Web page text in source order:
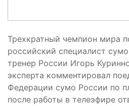
Трехкратный чемпион мира
российский специалист
тренер России Игорь
эксперта комментировал
Федерации сумо России по
после работы в телеэфире